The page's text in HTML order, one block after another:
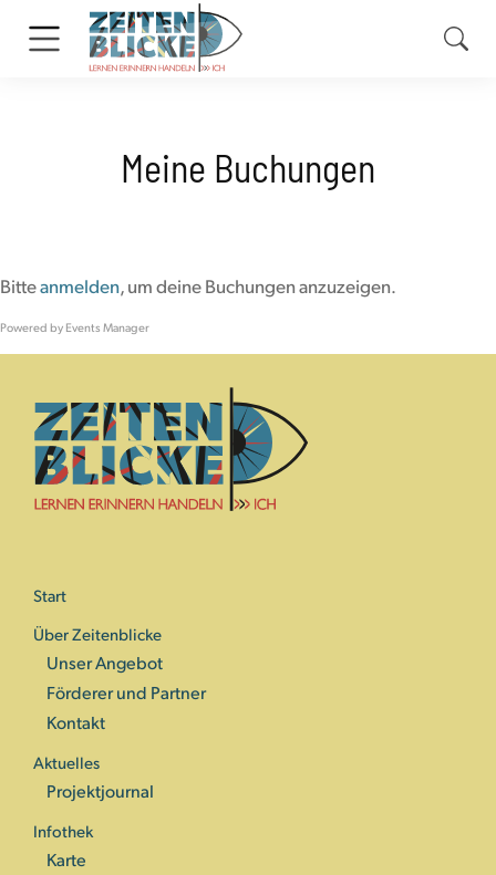
Meine Buchungen
Bitteanmelden, um deine Buchungen anzuzeigen.
Powered by Events Manager
Start
Über Zeitenblicke
Unser Angebot
Förderer und Partner
Kontakt
Aktuelles
Projektjournal
Infothek
Karte